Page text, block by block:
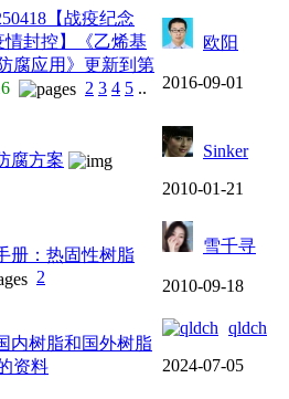
【战疫纪念
情封控】《乙烯基
腐应用》更新到第
2 3 4 5 ..
欧阳
2016-09-01
腐方案
Sinker
2010-01-21
册：热固性树脂
2
雪千寻
2010-09-18
内树脂和国外树脂
资料
qldch
2024-07-05